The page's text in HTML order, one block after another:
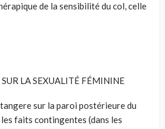
de la sensibilité du col, celle
LA SEXUALITÉ FÉMININE
sur la paroi postérieure du
faits contingentes (dans les